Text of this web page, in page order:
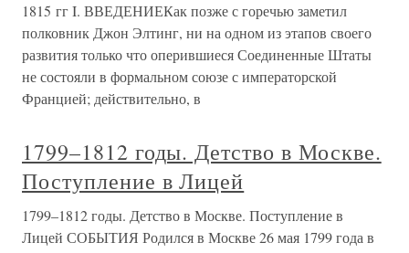
1815 гг I. ВВЕДЕНИЕКак позже с горечью заметил
полковник Джон Элтинг, ни на одном из этапов своего
развития только что оперившиеся Соединенные Штаты
не состояли в формальном союзе с императорской
Францией; действительно, в
1799–1812 годы. Детство в Москве.
Поступление в Лицей
1799–1812 годы. Детство в Москве. Поступление в
Лицей СОБЫТИЯ Родился в Москве 26 мая 1799 года в